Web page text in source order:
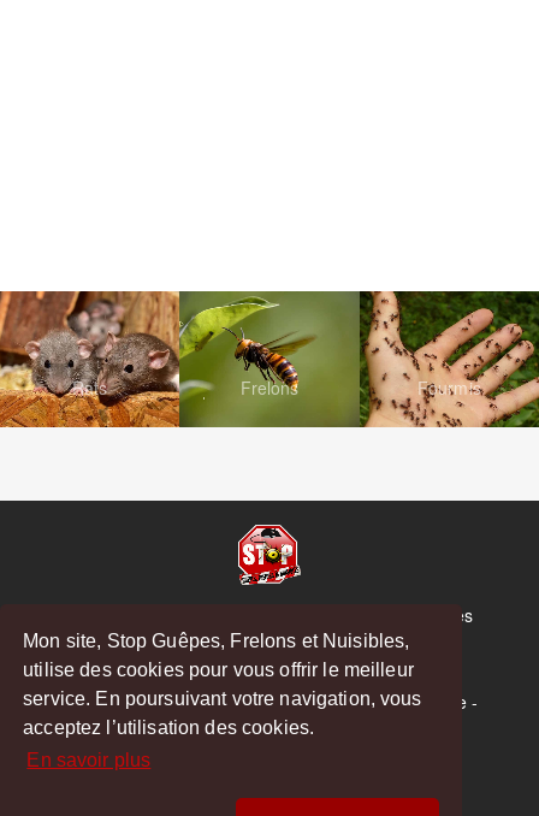
Mon site, Stop Guêpes, Frelons et Nuisibles,
utilise des cookies pour vous offrir le meilleur
service. En poursuivant votre navigation, vous
acceptez l’utilisation des cookies.
En savoir plus
Rats Frelons Fourmis
© Copyright 2026 Stop Guêpes, Frelons et Nuisibles
Mentions légales
Créé parMattWeb
Saint-Gaudens-Saint-Girons-Boulogne-sur-Gesse-
Montréjeau